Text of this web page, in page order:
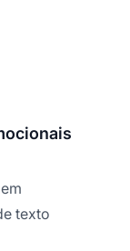
texto